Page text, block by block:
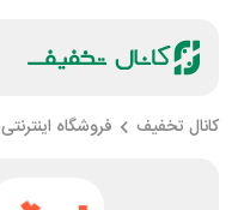
کانال تخفیف فروشگاه اینترنتی